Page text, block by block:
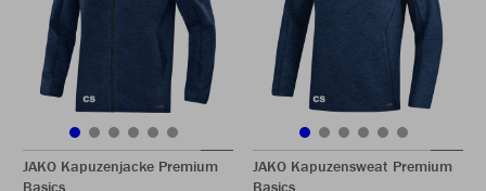
JAKO Kapuzenjacke Premium
Basics
JAKO Kapuzensweat Premium
Basics